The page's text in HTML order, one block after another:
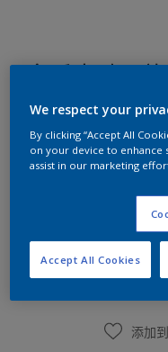
涂刷平整、手感舒适、底
尺寸
添加
We respect your
By clicking “Accept All
on your device to enhance
assist in our marketing
Accept All Cookies